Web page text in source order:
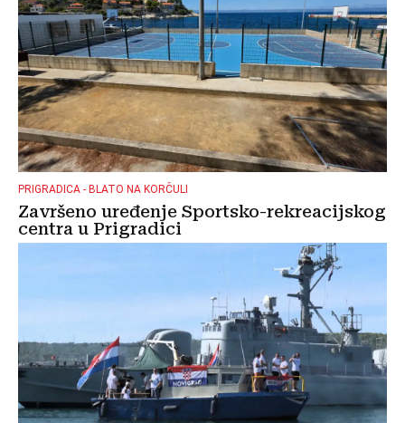
PRIGRADICA - BLATO NA KORČULI
Završeno uređenje Sportsko-rekreacijskog
centra u Prigradici